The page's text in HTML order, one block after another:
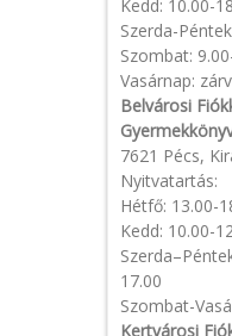
Kedd: 10.00-
Szerda-
Szombat:
Vasárnap:
Belvárosi
7621 Pécs,
Nyitvatartás:
Hétfő: 13.00-
Kedd: 10.00-
17.00
Szombat-
Kertvárosi